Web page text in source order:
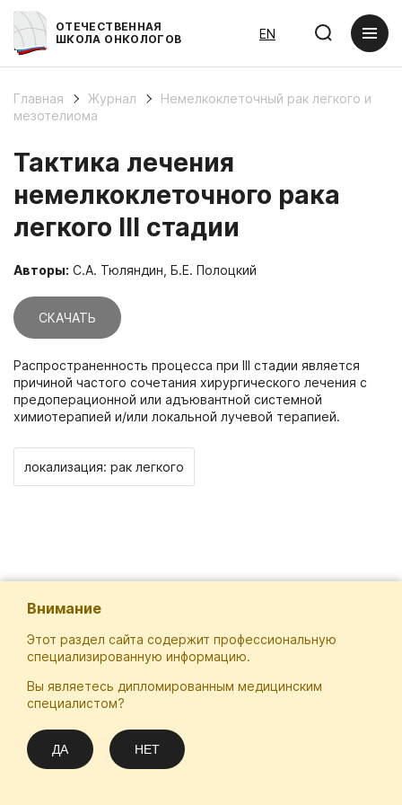
ОТЕЧЕСТВЕННАЯ
ШКОЛА ОНКОЛОГОВ
EN
Главная Журнал
Немелкоклеточный рак легкого и
мезотелиома
Тактика лечения
немелкоклеточного рака
легкого III стадии
Авторы: С.А. Тюляндин, Б.Е. Полоцкий
СКАЧАТЬ
Распространенность процесса при III стадии является
причиной частого сочетания хирургического лечения с
предоперационной или адъювантной системной
химиотерапией и/или локальной лучевой терапией.
локализация: рак легкого
Внимание
Этот раздел сайта содержит профессиональную
специализированную информацию.
Вы являетесь дипломированным медицинским
специалистом?
ДА НЕТ
Отечественная Школа Онкологов
Email
info@practical-oncology.ru